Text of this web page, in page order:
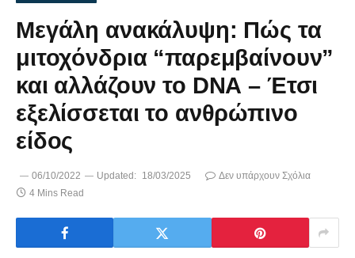
Μεγάλη ανακάλυψη: Πώς τα
μιτοχόνδρια “παρεμβαίνουν”
και αλλάζουν το DNA – Έτσι
εξελίσσεται το ανθρώπινο
είδος
06/10/2022 Updated: 18/03/2025
Δεν υπάρχουν Σχόλια
4 Mins Read